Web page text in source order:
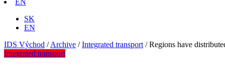
EN
SK
EN
IDS Východ /Archive /Integrated transport /Regions have
Integrated transport